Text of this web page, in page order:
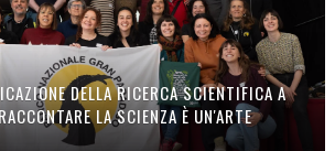
DELLA RICERCA SCIENTIFICA A
LA SCIENZA È UN'ARTE